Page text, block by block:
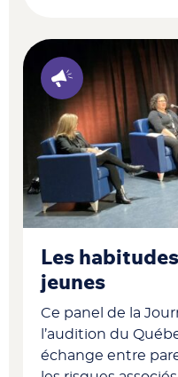
Les
jeunes
Ce panel de la
l’audition du
échange entre